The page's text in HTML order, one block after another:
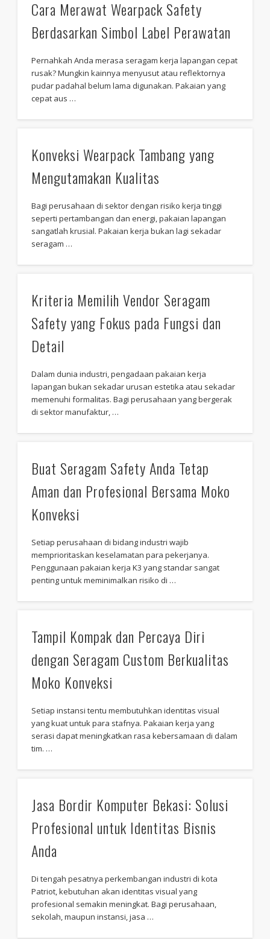
Cara Merawat Wearpack Safety
Berdasarkan Simbol Label Perawatan
Pernahkah Anda merasa seragam kerja lapangan cepat
rusak? Mungkin kainnya menyusut atau reflektornya
pudar padahal belum lama digunakan. Pakaian yang
cepat aus …
Konveksi Wearpack Tambang yang
Mengutamakan Kualitas
Bagi perusahaan di sektor dengan risiko kerja tinggi
seperti pertambangan dan energi, pakaian lapangan
sangatlah krusial. Pakaian kerja bukan lagi sekadar
seragam …
Kriteria Memilih Vendor Seragam
Safety yang Fokus pada Fungsi dan
Detail
Dalam dunia industri, pengadaan pakaian kerja
lapangan bukan sekadar urusan estetika atau sekadar
memenuhi formalitas. Bagi perusahaan yang bergerak
di sektor manufaktur, …
Buat Seragam Safety Anda Tetap
Aman dan Profesional Bersama Moko
Konveksi
Setiap perusahaan di bidang industri wajib
memprioritaskan keselamatan para pekerjanya.
Penggunaan pakaian kerja K3 yang standar sangat
penting untuk meminimalkan risiko di …
Tampil Kompak dan Percaya Diri
dengan Seragam Custom Berkualitas
Moko Konveksi
Setiap instansi tentu membutuhkan identitas visual
yang kuat untuk para stafnya. Pakaian kerja yang
serasi dapat meningkatkan rasa kebersamaan di dalam
tim. …
Jasa Bordir Komputer Bekasi: Solusi
Profesional untuk Identitas Bisnis
Anda
Di tengah pesatnya perkembangan industri di kota
Patriot, kebutuhan akan identitas visual yang
profesional semakin meningkat. Bagi perusahaan,
sekolah, maupun instansi, jasa …